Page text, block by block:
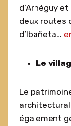
d’Arnéguy
deux routes
d’Ibañeta…
Le
Le
également